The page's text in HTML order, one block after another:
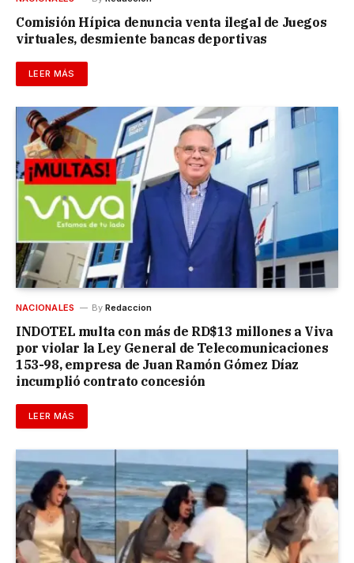
Comisión Hípica denuncia venta ilegal de Juegos
virtuales, desmiente bancas deportivas
LEER MÁS
NACIONALES By Redaccion
INDOTEL multa con más de RD$13 millones a Viva
por violar la Ley General de Telecomunicaciones
153-98, empresa de Juan Ramón Gómez Díaz
incumplió contrato concesión
LEER MÁS